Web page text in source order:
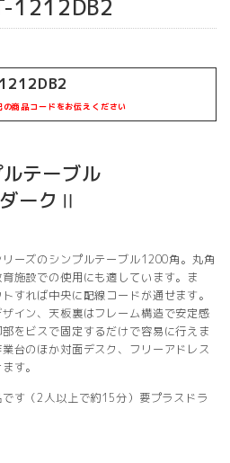
1212DB2
商品コードをお伝えください
テーブル
ークⅡ
ーズのシンプルテーブル1200角。丸角
施設での使用にも適しています。ま
すれば中央に配線コードが通せます。
イン、天板裏はフレーム構造で安定感
をビスで固定するだけで容易に行えま
台のほか対面デスク、フリーアドレス
す。
です（2人以上で約15分）要プラスドラ